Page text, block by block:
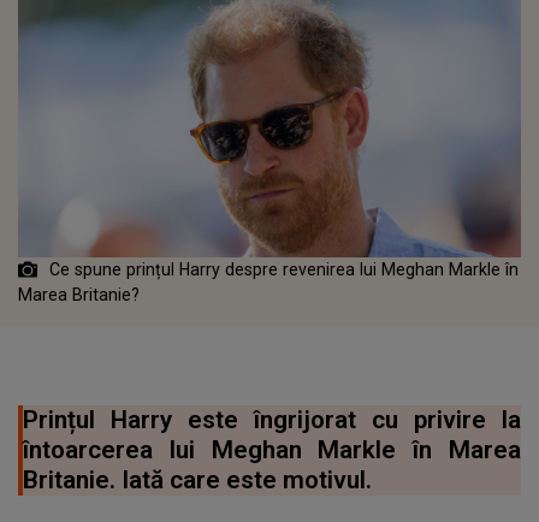
Ce spune prințul Harry despre revenirea lui Meghan Markle în
Marea Britanie?
Prințul Harry este îngrijorat cu privire la
întoarcerea lui Meghan Markle în Marea
Britanie. Iată care este motivul.